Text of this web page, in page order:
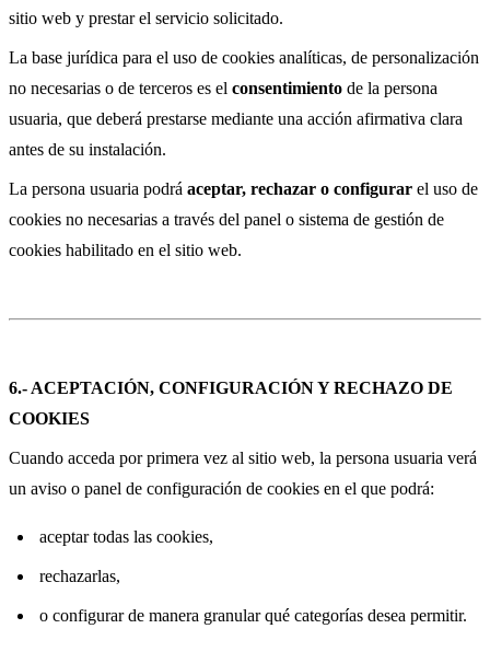
sitio web y prestar el servicio solicitado.
La base jurídica para el uso de cookies analíticas, de personalización
no necesarias o de terceros es el consentimiento de la persona
usuaria, que deberá prestarse mediante una acción afirmativa clara
antes de su instalación.
La persona usuaria podrá aceptar, rechazar o configurar el uso de
cookies no necesarias a través del panel o sistema de gestión de
cookies habilitado en el sitio web.
6.- ACEPTACIÓN, CONFIGURACIÓN Y RECHAZO DE
COOKIES
Cuando acceda por primera vez al sitio web, la persona usuaria verá
un aviso o panel de configuración de cookies en el que podrá:
aceptar todas las cookies,
rechazarlas,
o configurar de manera granular qué categorías desea permitir.